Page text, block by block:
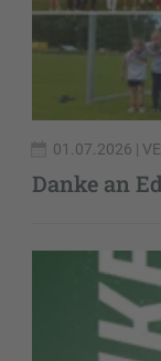
01.07.2026 |
Danke an